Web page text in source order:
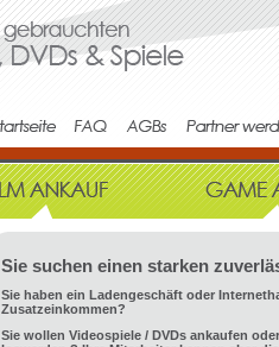
Sie suchen einen starken
Sie haben ein Ladengeschäft oder
Zusatzeinkommen?
Sie wollen Videospiele / DVDs ankaufen